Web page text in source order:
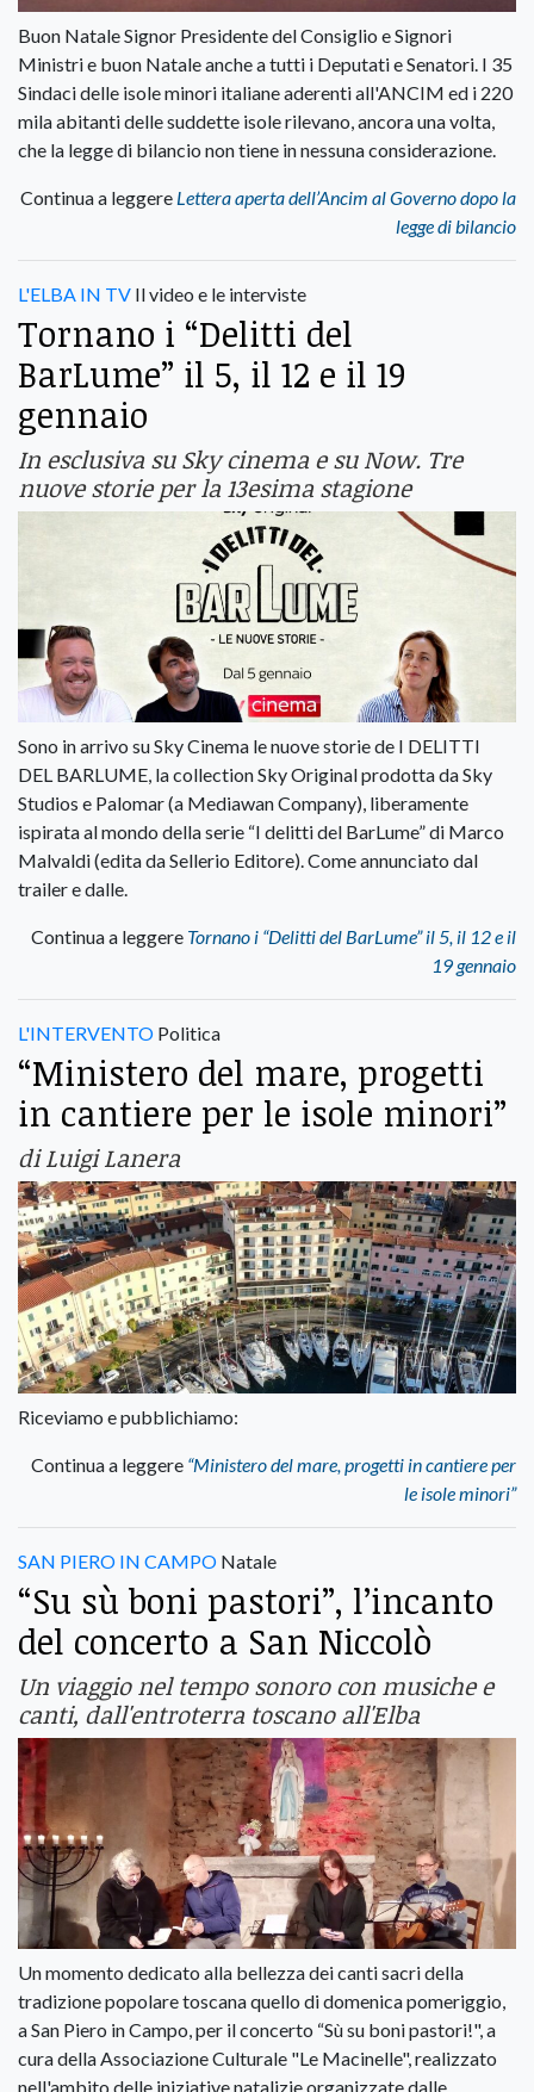
Buon Natale Signor Presidente del Consiglio e Signori
Ministri e buon Natale anche a tutti i Deputati e Senatori. I 35
Sindaci delle isole minori italiane aderenti all'ANCIM ed i 220
mila abitanti delle suddette isole rilevano, ancora una volta,
che la legge di bilancio non tiene in nessuna considerazione.
Continua a leggere Lettera aperta dell’Ancim al Governo dopo la
legge di bilancio
L'ELBA IN TV Il video e le interviste
Tornano i “Delitti del
BarLume” il 5, il 12 e il 19
gennaio
In esclusiva su Sky cinema e su Now. Tre
nuove storie per la 13esima stagione
Sono in arrivo su Sky Cinema le nuove storie de I DELITTI
DEL BARLUME, la collection Sky Original prodotta da Sky
Studios e Palomar (a Mediawan Company), liberamente
ispirata al mondo della serie “I delitti del BarLume” di Marco
Malvaldi (edita da Sellerio Editore). Come annunciato dal
trailer e dalle.
Continua a leggere Tornano i “Delitti del BarLume” il 5, il 12 e il
19 gennaio
L'INTERVENTO Politica
“Ministero del mare, progetti
in cantiere per le isole minori”
di Luigi Lanera
Riceviamo e pubblichiamo:
Continua a leggere “Ministero del mare, progetti in cantiere per
le isole minori”
SAN PIERO IN CAMPO Natale
“Su sù boni pastori”, l’incanto
del concerto a San Niccolò
Un viaggio nel tempo sonoro con musiche e
canti, dall'entroterra toscano all'Elba
Un momento dedicato alla bellezza dei canti sacri della
tradizione popolare toscana quello di domenica pomeriggio,
a San Piero in Campo, per il concerto “Sù su boni pastori!", a
cura della Associazione Culturale "Le Macinelle", realizzato
nell'ambito delle iniziative natalizie organizzate dalle